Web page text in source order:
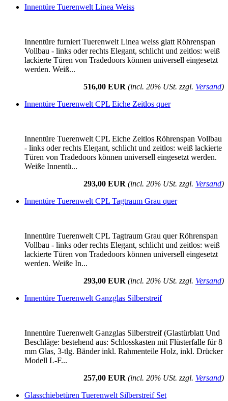
Innentüre Tuerenwelt Linea Weiss
Innentüre furniert Tuerenwelt Linea weiss glatt Röhrenspan
Vollbau - links oder rechts Elegant, schlicht und zeitlos: weiß
lackierte Türen von Tradedoors können universell eingesetzt
werden. Weiß...
516,00 EUR (incl. 20% USt. zzgl. Versand)
Innentüre Tuerenwelt CPL Eiche Zeitlos quer
Innentüre Tuerenwelt CPL Eiche Zeitlos Röhrenspan Vollbau
- links oder rechts Elegant, schlicht und zeitlos: weiß lackierte
Türen von Tradedoors können universell eingesetzt werden.
Weiße Innentü...
293,00 EUR (incl. 20% USt. zzgl. Versand)
Innentüre Tuerenwelt CPL Tagtraum Grau quer
Innentüre Tuerenwelt CPL Tagtraum Grau quer Röhrenspan
Vollbau - links oder rechts Elegant, schlicht und zeitlos: weiß
lackierte Türen von Tradedoors können universell eingesetzt
werden. Weiße In...
293,00 EUR (incl. 20% USt. zzgl. Versand)
Innentüre Tuerenwelt Ganzglas Silberstreif
Innentüre Tuerenwelt Ganzglas Silberstreif (Glastürblatt Und
Beschläge: bestehend aus: Schlosskasten mit Flüsterfalle für 8
mm Glas, 3-tlg. Bänder inkl. Rahmenteile Holz, inkl. Drücker
Modell L-F...
257,00 EUR (incl. 20% USt. zzgl. Versand)
Glasschiebetüren Tuerenwelt Silberstreif Set